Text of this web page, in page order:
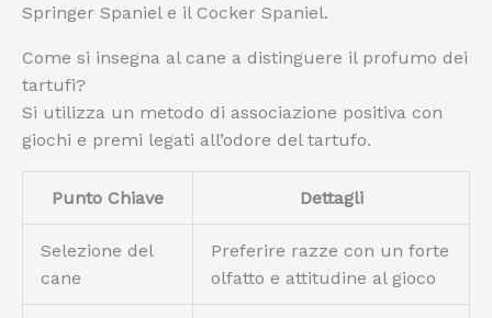
Springer Spaniel e il Cocker Spaniel.
Come si insegna al cane a distinguere il profumo dei
tartufi?
Si utilizza un metodo di associazione positiva con
giochi e premi legati all’odore del tartufo.
Punto Chiave Dettagli
Selezione del
cane
Preferire razze con un forte
olfatto e attitudine al gioco